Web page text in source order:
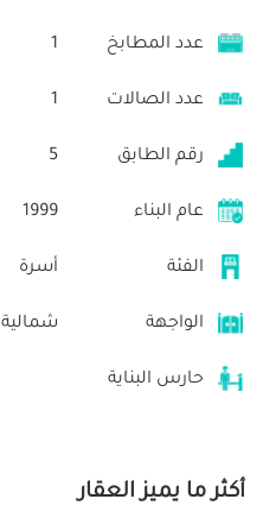
عدد المطابخ 1
عدد الصالات 1
رقم الطابق 5
عام البناء 1999
الفئة أسرة
الواجهة شمالية
حارس البناية
أكثر ما يميز العقار